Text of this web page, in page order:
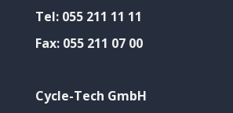
Tel: 055 211 11 11
Fax: 055 211 07 00
Cycle-Tech GmbH